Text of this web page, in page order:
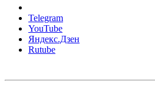
Telegram
YouTube
Яндекс.Дзен
Rutube